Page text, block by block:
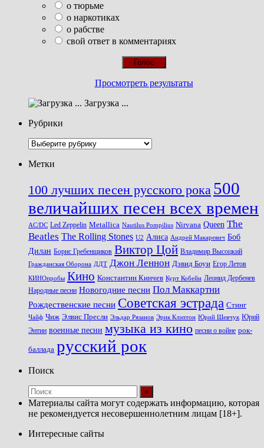
о тюрьме
о наркотиках
о рабстве
свой ответ в комментариях
Просмотреть результаты
Загрузка ...
Рубрики
Рубрики
Метки
100 лучших песен русского рока 500
величайших песен всех времен
AC/DC Led Zeppelin Metallica Nautilus Pompilius Nirvana Queen The
Beatles The Rolling Stones U2 Алиса Андрей Макаревич Боб
Дилан Борис Гребенщиков Виктор Цой Владимир Высоцкий
Гражданская Оборона ДДТ Джон Леннон Дэвид Боуи Егор Летов
КИНОпробы Кино Константин Кинчев Курт Кобейн Леонид Дербенев
Народные песни Новогодние песни Пол Маккартни
Рождественские песни Советская эстрада Стинг
Чайф Чиж Элвис Пресли Эльдар Рязанов Эрик Клэптон Юрий Шевчук Юрий
Энтин военные песни музыка из кино песни о войне рок-
баллада русский рок
Поиск
Материалы сайта могут содержать информацию, которая
не рекомендуется несовершеннолетним лицам [18+].
Интересные сайты